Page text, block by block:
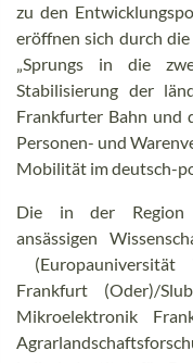
zu den
eröffnen sich durch
„Sprungs in die
Stabilisierung der
Frankfurter Bahn und
Personen- und
Mobilität im deutsch-
Die in der Region
ansässigen
(Europauniversität
Frankfurt (Oder)/
Mikroelektronik